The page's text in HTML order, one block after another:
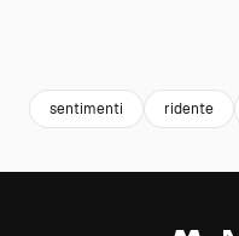
sentimenti ridente